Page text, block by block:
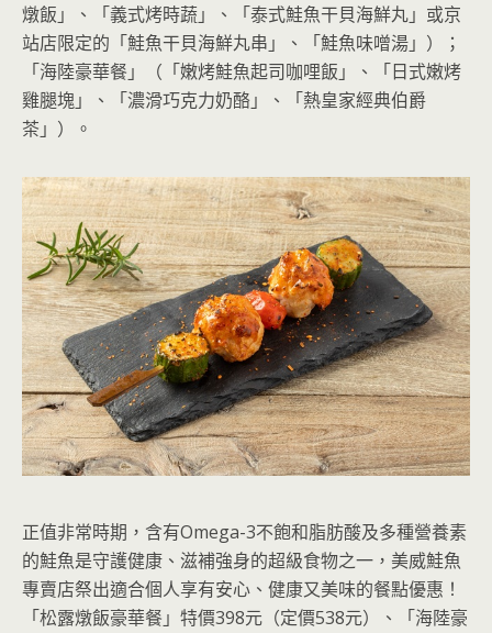
燉飯」、「義式烤時蔬」、「泰式鮭魚干貝海鮮丸」或京
站店限定的「鮭魚干貝海鮮丸串」、「鮭魚味噌湯」）；
「海陸豪華餐」（「嫩烤鮭魚起司咖哩飯」、「日式嫩烤
雞腿塊」、「濃滑巧克力奶酪」、「熱皇家經典伯爵
茶」）。
正值非常時期，含有Omega-3不飽和脂肪酸及多種營養素
的鮭魚是守護健康、滋補強身的超級食物之一，美威鮭魚
專賣店祭出適合個人享有安心、健康又美味的餐點優惠！
「松露燉飯豪華餐」特價398元（定價538元）、「海陸豪